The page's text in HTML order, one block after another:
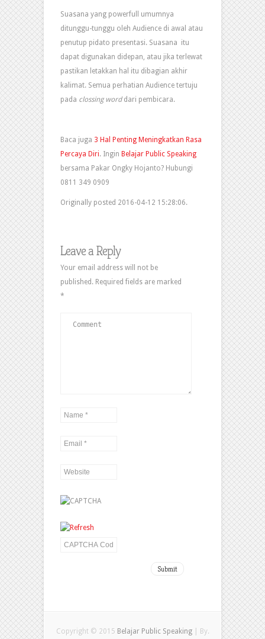
Suasana yang powerfull umumnya
ditunggu-tunggu oleh Audience di awal atau
penutup pidato presentasi. Suasana itu
dapat digunakan didepan, atau jika terlewat
pastikan letakkan hal itu dibagian akhir
kalimat. Semua perhatian Audience tertuju
pada clossing word dari pembicara.
Baca juga 3 Hal Penting Meningkatkan Rasa
Percaya Diri. Ingin Belajar Public Speaking
bersama Pakar Ongky Hojanto? Hubungi
0811 349 0909
Originally posted 2016-04-12 15:28:06.
Leave a Reply
Your email address will not be
published. Required fields are marked
*
Copyright © 2015 Belajar Public Speaking| By.